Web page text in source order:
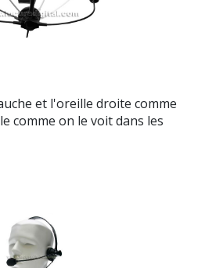
et l'oreille droite comme
comme on le voit dans les